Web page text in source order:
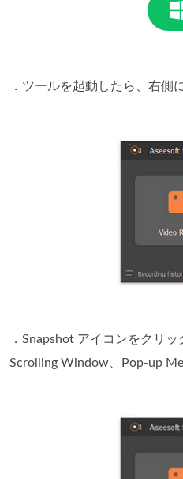
．ツールを起動したら、右側
．Snapshot アイコンをクリ
Scrolling Window、Pop-up